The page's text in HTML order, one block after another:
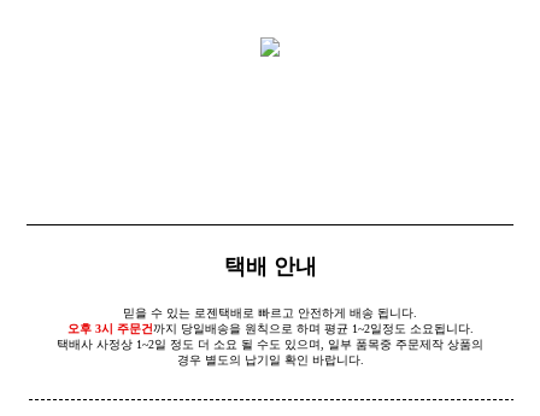
택배 안내
믿을 수 있는 로젠택배로 빠르고 안전하게 배송 됩니다.
오후 3시 주문건까지 당일배송을 원칙으로 하며 평균 1~2일정도 소요됩니다.
택배사 사정상 1~2일 정도 더 소요 될 수도 있으며, 일부 품목중 주문제작 상품의
경우 별도의 납기일 확인 바랍니다.